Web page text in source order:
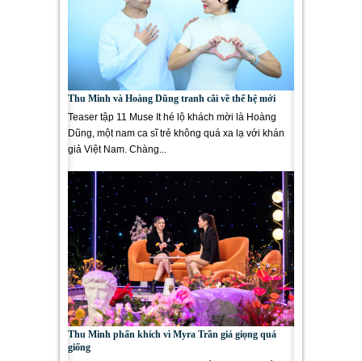
Thu Minh và Hoàng Dũng tranh cãi về thế hệ mới
Teaser tập 11 Muse It hé lộ khách mời là Hoàng
Dũng, một nam ca sĩ trẻ không quá xa lạ với khán
giả Việt Nam. Chàng...
Thu Minh phấn khích vì Myra Trần giả giọng quá
giống